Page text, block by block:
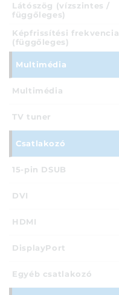
Látószög (vízszintes /
függőleges)
Képfrissítési frekvencia
(függőleges)
Multimédia
Multimédia
TV tuner
Csatlakozó
15-pin DSUB
DVI
HDMI
DisplayPort
Egyéb csatlakozó